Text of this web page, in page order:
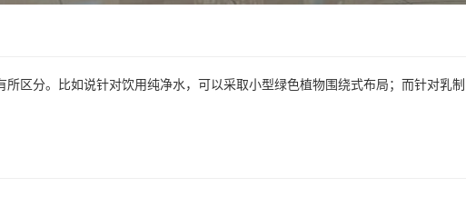
区分。比如说针对饮用纯净水，可以采取小型绿色植物围绕式布局；而针对乳制